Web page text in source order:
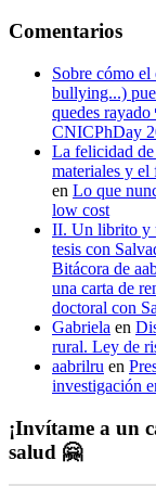
Comentarios
Sobre cómo
bullying...)
quedes
CNICPhDay
La felicidad de
materiales y el
en Lo que
low cost
II. Un librito y
tesis con
Bitácora de
una carta de
doctoral con
Gabriela en
rural. Ley de
aabrilru en
investigación
¡Invítame a un
salud 🤗